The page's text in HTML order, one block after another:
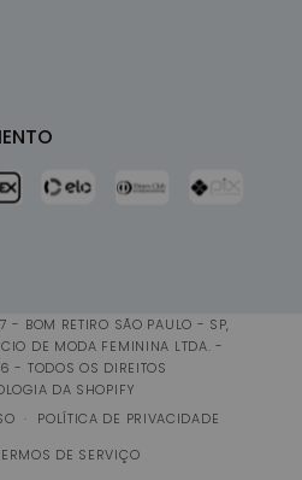
BOM RETIRO SÃO PAULO - SP,
DE MODA FEMININA LTDA. -
TODOS OS DIREITOS
DA SHOPIFY
POLÍTICA DE PRIVACIDADE
DE SERVIÇO